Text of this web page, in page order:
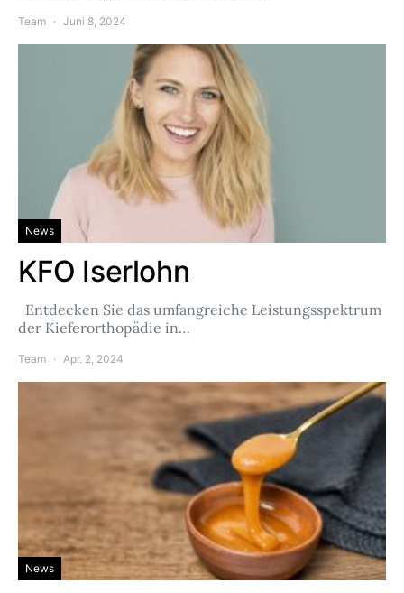
Team Juni 8, 2024
News
KFO Iserlohn
Entdecken Sie das umfangreiche Leistungsspektrum
der Kieferorthopädie in…
Team Apr. 2, 2024
News